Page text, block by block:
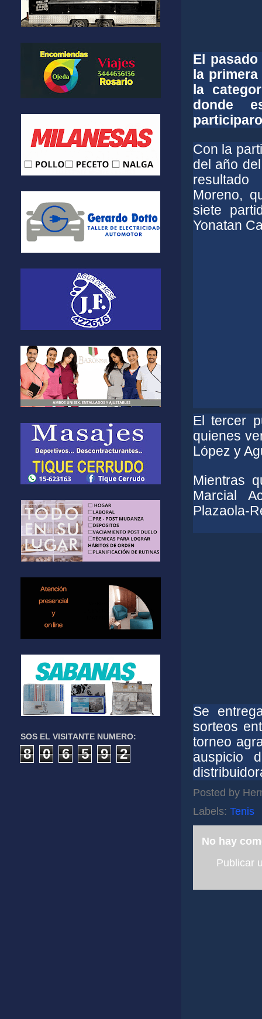
El
la
la
donde
Con la
del año
Moreno,
siete
Yonatan
El tercer
quienes
López y
Mientras
Marcial
Plazaola-
Se
sorteos
torneo
auspicio
Posted by
Labels: Tenis
No hay
Publicar
SOS EL VISITANTE NUMERO:
8 0 6 5 9 2